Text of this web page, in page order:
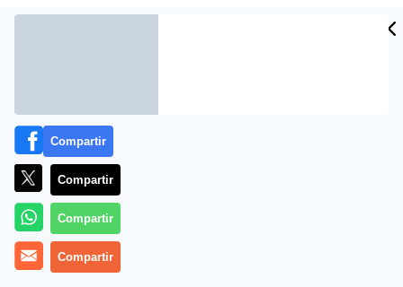
COMO el victimismo y la manipulación argumental
vienen de serie en el gen nacionalista, Artur Mas y sus
Compartir
Compartir
Compartir
Compartir